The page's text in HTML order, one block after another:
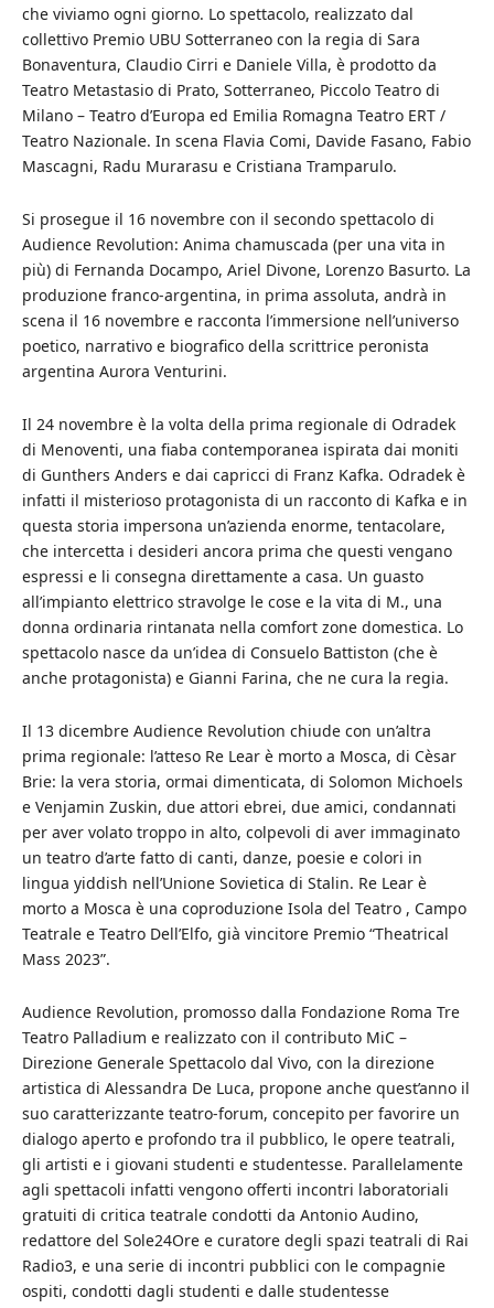
che viviamo ogni giorno. Lo spettacolo, realizzato dal
collettivo Premio UBU Sotterraneo con la regia di Sara
Bonaventura, Claudio Cirri e Daniele Villa, è prodotto da
Teatro Metastasio di Prato, Sotterraneo, Piccolo Teatro di
Milano – Teatro d’Europa ed Emilia Romagna Teatro ERT /
Teatro Nazionale. In scena Flavia Comi, Davide Fasano, Fabio
Mascagni, Radu Murarasu e Cristiana Tramparulo.
Si prosegue il 16 novembre con il secondo spettacolo di
Audience Revolution: Anima chamuscada (per una vita in
più) di Fernanda Docampo, Ariel Divone, Lorenzo Basurto. La
produzione franco-argentina, in prima assoluta, andrà in
scena il 16 novembre e racconta l’immersione nell’universo
poetico, narrativo e biografico della scrittrice peronista
argentina Aurora Venturini.
Il 24 novembre è la volta della prima regionale di Odradek
di Menoventi, una fiaba contemporanea ispirata dai moniti
di Gunthers Anders e dai capricci di Franz Kafka. Odradek è
infatti il misterioso protagonista di un racconto di Kafka e in
questa storia impersona un’azienda enorme, tentacolare,
che intercetta i desideri ancora prima che questi vengano
espressi e li consegna direttamente a casa. Un guasto
all’impianto elettrico stravolge le cose e la vita di M., una
donna ordinaria rintanata nella comfort zone domestica. Lo
spettacolo nasce da un’idea di Consuelo Battiston (che è
anche protagonista) e Gianni Farina, che ne cura la regia.
Il 13 dicembre Audience Revolution chiude con un’altra
prima regionale: l’atteso Re Lear è morto a Mosca, di Cèsar
Brie: la vera storia, ormai dimenticata, di Solomon Michoels
e Venjamin Zuskin, due attori ebrei, due amici, condannati
per aver volato troppo in alto, colpevoli di aver immaginato
un teatro d’arte fatto di canti, danze, poesie e colori in
lingua yiddish nell’Unione Sovietica di Stalin. Re Lear è
morto a Mosca è una coproduzione Isola del Teatro , Campo
Teatrale e Teatro Dell’Elfo, già vincitore Premio “Theatrical
Mass 2023”.
Audience Revolution, promosso dalla Fondazione Roma Tre
Teatro Palladium e realizzato con il contributo MiC –
Direzione Generale Spettacolo dal Vivo, con la direzione
artistica di Alessandra De Luca, propone anche quest’anno il
suo caratterizzante teatro-forum, concepito per favorire un
dialogo aperto e profondo tra il pubblico, le opere teatrali,
gli artisti e i giovani studenti e studentesse. Parallelamente
agli spettacoli infatti vengono offerti incontri laboratoriali
gratuiti di critica teatrale condotti da Antonio Audino,
redattore del Sole24Ore e curatore degli spazi teatrali di Rai
Radio3, e una serie di incontri pubblici con le compagnie
ospiti, condotti dagli studenti e dalle studentesse